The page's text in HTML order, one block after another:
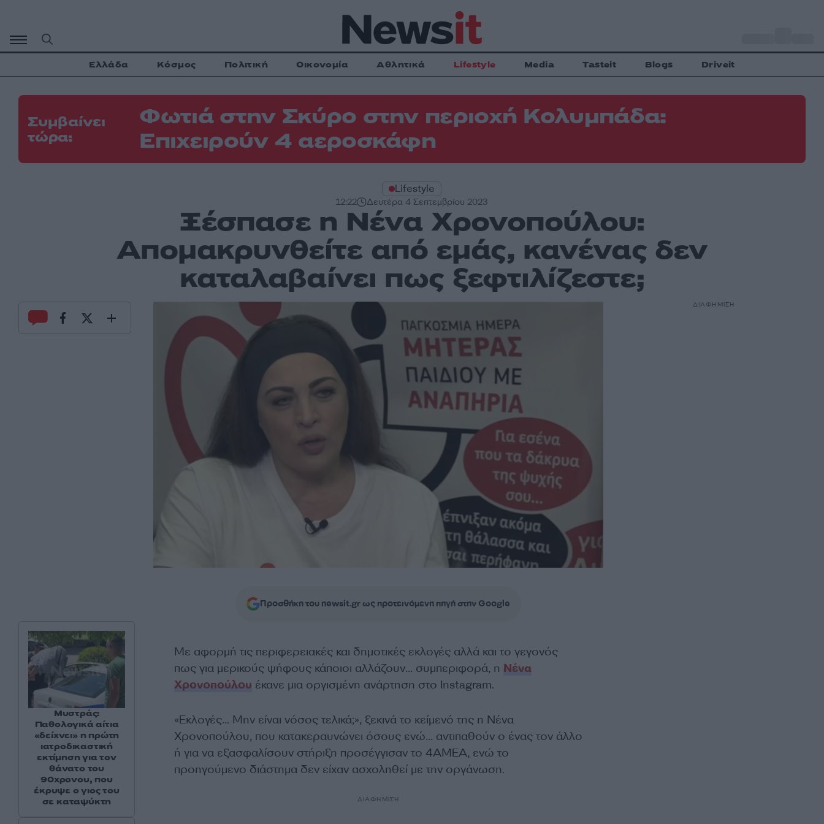
περιεχόμενο
Ελλάδα Κόσμος Πολιτική Οικονομία Αθλητικά Lifestyle Media Tasteit Blogs Driveit
Συμβαίνει
τώρα:
Φωτιά στην Σκύρο στην περιοχή Κολυμπάδα:
Επιχειρούν 4 αεροσκάφη
Lifestyle
12:22 Δευτέρα 4 Σεπτεμβρίου 2023
Ξέσπασε η Νένα Χρονοπούλου:
Απομακρυνθείτε από εμάς, κανένας δεν
καταλαβαίνει πως ξεφτιλίζεστε;
Προσθήκη του newsit.gr ως προτεινόμενη πηγή στην Google
Με αφορμή τις περιφερειακές και δημοτικές εκλογές αλλά και το γεγονός
πως για μερικούς ψήφους κάποιοι αλλάζουν… συμπεριφορά, η Νένα
Χρονοπούλου έκανε μια οργισμένη ανάρτηση στο Instagram.
«Εκλογές… Μην είναι νόσος τελικά;», ξεκινά το κείμενό της η Νένα
Χρονοπούλου, που κατακεραυνώνει όσους ενώ… αντιπαθούν ο ένας τον άλλο
ή για να εξασφαλίσουν στήριξη προσέγγισαν το 4ΑΜΕΑ, ενώ το
προηγούμενο διάστημα δεν είχαν ασχοληθεί με την οργάνωση.
ΔΙΑΦΗΜΙΣΗ
Μυστράς:
Παθολογικά αίτια
«δείχνει» η πρώτη
ιατροδικαστική
εκτίμηση για τον
θάνατο του
90χρονου, που
έκρυψε ο γιος του
σε καταψύκτη
ΔΙΑΦΗΜΙΣΗ